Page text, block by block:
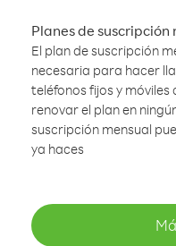
Planes de suscripción
El plan de suscripción
necesaria para hacer
teléfonos fijos y
renovar el plan en
suscripción mensual
ya haces